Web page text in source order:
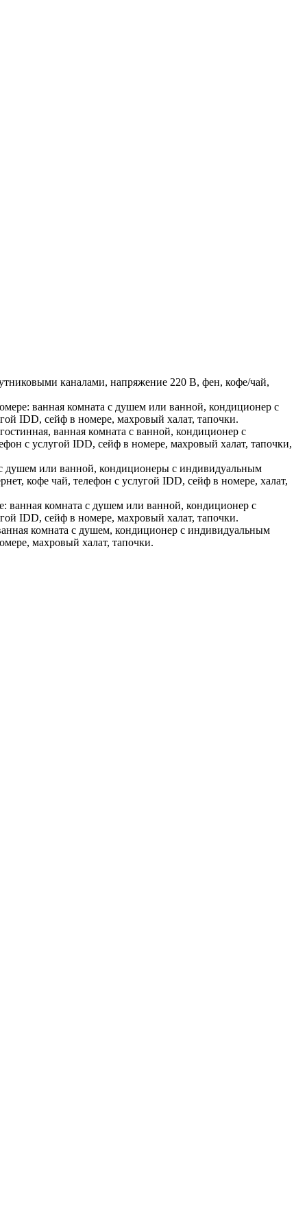
каналами, напряжение 220 В, фен, кофе/чай,
ванная комната с душем или ванной, кондиционер с
IDD, сейф в номере, махровый халат, тапочки.
ванная комната с ванной, кондиционер с
с услугой IDD, сейф в номере, махровый халат, тапочки,
с душем или ванной, кондиционеры с индивидуальным
кофе чай, телефон с услугой IDD, сейф в номере, халат,
ванная комната с душем или ванной, кондиционер с
IDD, сейф в номере, махровый халат, тапочки.
комната с душем, кондиционер с индивидуальным
махровый халат, тапочки.